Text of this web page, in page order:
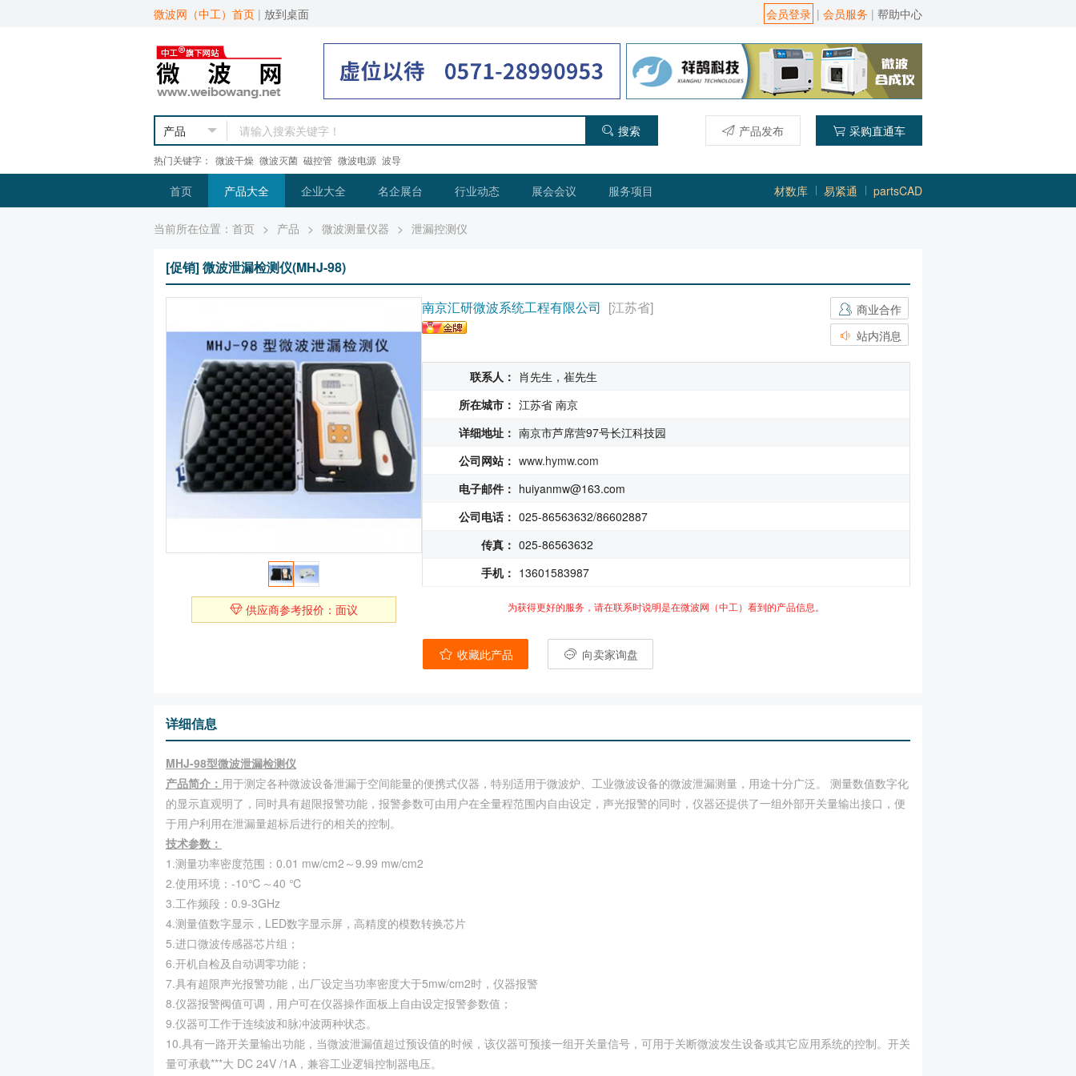
微波网（中工）首页 | 放到桌面 会员登录 | 会员服务 | 帮助中心
搜索 产品发布 采购直通车
热门关键字： 微波干燥 微波灭菌 磁控管 微波电源 波导
首页 产品大全 企业大全 名企展台 行业动态 展会会议 服务项目 材数库 易紧通 partsCAD
当前所在位置： 首页 > 产品 > 微波测量仪器 > 泄漏控测仪
[促销] 微波泄漏检测仪(MHJ-98)
供应商参考报价：面议
南京汇研微波系统工程有限公司 [江苏省]
商业合作
站内消息
联系人： 肖先生，崔先生
所在城市： 江苏省 南京
详细地址： 南京市芦席营97号长江科技园
公司网站： www.hymw.com
电子邮件： huiyanmw@163.com
公司电话： 025-86563632/86602887
传真： 025-86563632
手机： 13601583987
为获得更好的服务，请在联系时说明是在微波网（中工）看到的产品信息。
收藏此产品 向卖家询盘
详细信息
MHJ-98型微波泄漏检测仪
产品简介： 用于测定各种微波设备泄漏于空间能量的便携式仪器，特别适用于微波炉、工业微波设备的微波泄漏测量，用途十分广泛。 测量数值数字化
的显示直观明了，同时具有超限报警功能，报警参数可由用户在全量程范围内自由设定，声光报警的同时，仪器还提供了一组外部开关量输出接口，便
于用户利用在泄漏量超标后进行的相关的控制。
技术参数：
1.测量功率密度范围：0.01 mw/cm2～9.99 mw/cm2
2.使用环境：-10℃～40 ℃
3.工作频段：0.9-3GHz
4.测量值数字显示，LED数字显示屏，高精度的模数转换芯片
5.进口微波传感器芯片组；
6.开机自检及自动调零功能；
7.具有超限声光报警功能，出厂设定当功率密度大于5mw/cm2时，仪器报警
8.仪器报警阀值可调，用户可在仪器操作面板上自由设定报警参数值；
9.仪器可工作于连续波和脉冲波两种状态。
10.具有一路开关量输出功能，当微波泄漏值超过预设值的时候，该仪器可预接一组开关量信号，可用于关断微波发生设备或其它应用系统的控制。开关
量可承载***大 DC 24V /1A，兼容工业逻辑控制器电压。